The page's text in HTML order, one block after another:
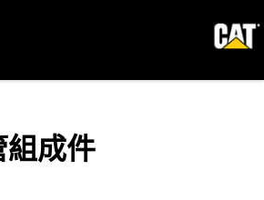
組成件